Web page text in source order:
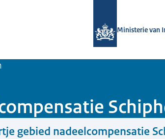
Ministerie van
gebied nadeelcompensatie